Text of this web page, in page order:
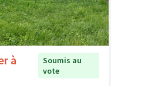
à
Soumis au
vote